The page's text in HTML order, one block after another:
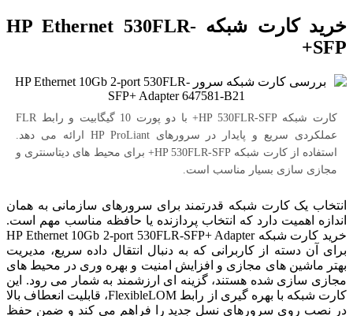
خرید کارت شبکه HP Ethernet 530FLR-
SFP+
کارت شبکه HP 530FLR-SFP+ با دو پورت 10 گیگابیت و رابط FLR
عملکردی سریع و پایدار در سرورهای HP ProLiant ارائه می دهد.
استفاده از کارت شبکه HP 530FLR-SFP+ برای محیط های دیتاسنتری و
مجازی سازی بسیار مناسب است.
انتخاب یک کارت شبکه قدرتمند برای سرورهای سازمانی به همان
اندازه اهمیت دارد که انتخاب پردازنده یا حافظه مناسب مهم است.
خرید کارت شبکه HP Ethernet 10Gb 2-port 530FLR-SFP+ Adapter
برای آن دسته از کاربرانی که به دنبال انتقال داده سریع، مدیریت
بهتر ماشین های مجازی و افزایش امنیت و بهره وری در محیط های
مجازی سازی شده هستند، گزینه ای ارزشمند به شمار می رود. این
کارت شبکه با بهره گیری از رابط FlexibleLOM، قابلیت انعطاف بالا
در نصب روی سرورهای نسل جدید را فراهم می کند و ضمن حفظ